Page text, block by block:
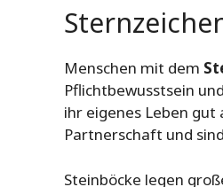
Menschen mit dem
Pflichtbewusstsein
ihr eigenes Leben
Partnerschaft und
Steinböcke legen